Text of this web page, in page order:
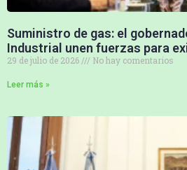
Suministro de gas: el
Industrial unen fuerzas para
29 de julio de 2026 No hay comentarios
Leer más »